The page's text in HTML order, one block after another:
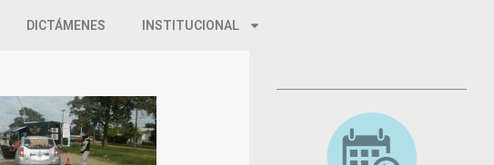
DICTÁMENES INSTITUCIONAL